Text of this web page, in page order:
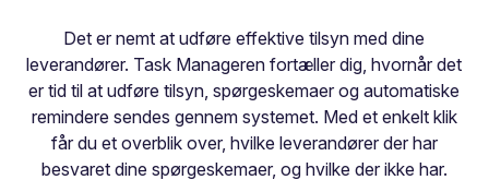
Det er nemt at udføre effektive tilsyn med dine
leverandører. Task Manageren fortæller dig, hvornår det
er tid til at udføre tilsyn, spørgeskemaer og automatiske
remindere sendes gennem systemet. Med et enkelt klik
får du et overblik over, hvilke leverandører der har
besvaret dine spørgeskemaer, og hvilke der ikke har.